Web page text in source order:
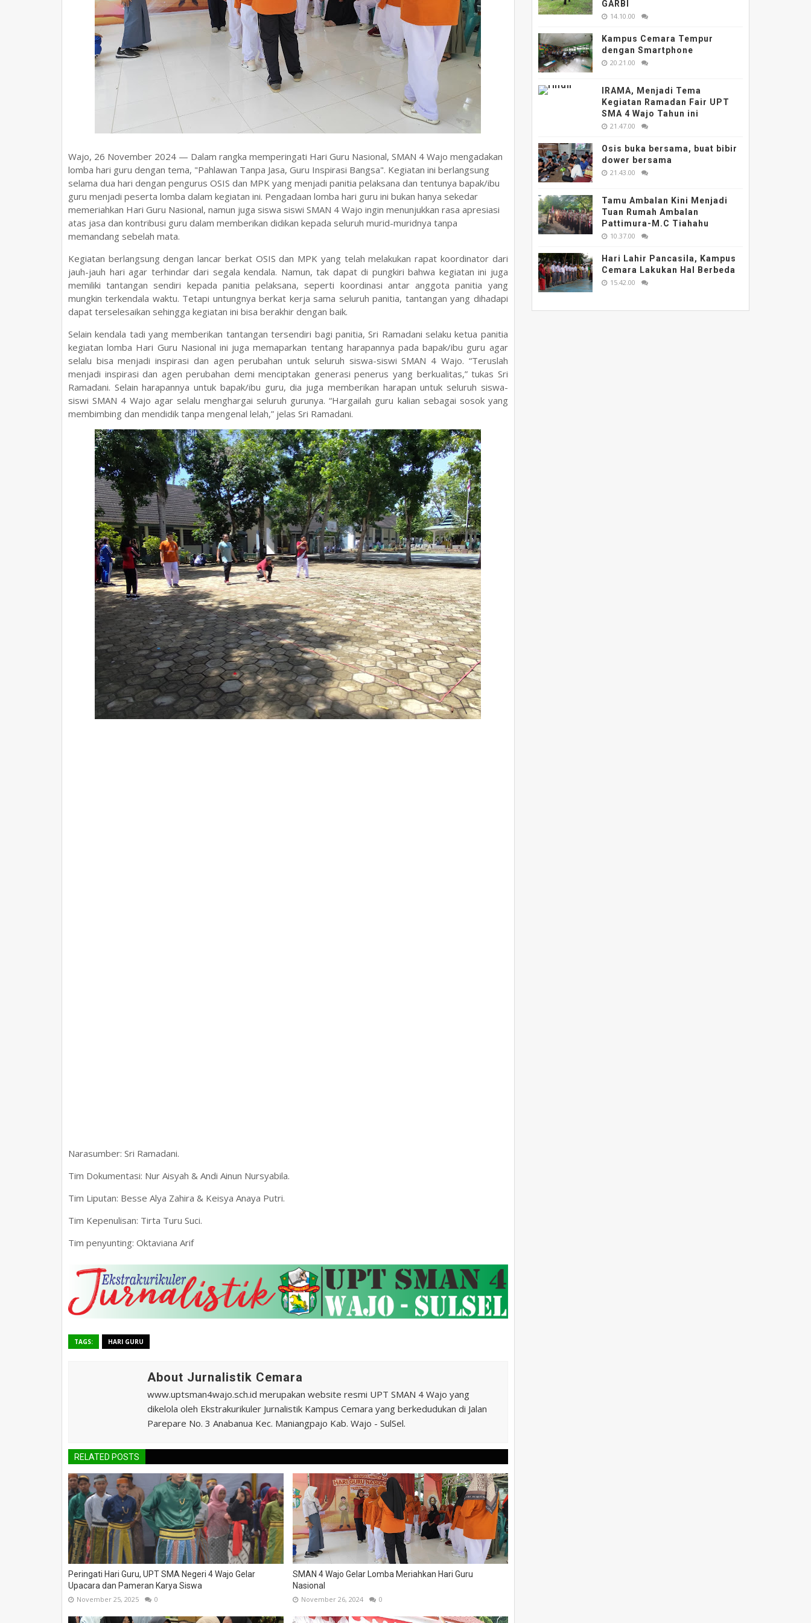
Wajo, 26 November 2024 — Dalam rangka memperingati Hari Guru Nasional, SMAN 4 Wajo mengadakan
lomba hari guru dengan tema, "Pahlawan Tanpa Jasa, Guru Inspirasi Bangsa". Kegiatan ini berlangsung
selama dua hari dengan pengurus OSIS dan MPK yang menjadi panitia pelaksana dan tentunya bapak/ibu
guru menjadi peserta lomba dalam kegiatan ini. Pengadaan lomba hari guru ini bukan hanya sekedar
memeriahkan Hari Guru Nasional, namun juga siswa siswi SMAN 4 Wajo ingin menunjukkan rasa apresiasi
atas jasa dan kontribusi guru dalam memberikan didikan kepada seluruh murid-muridnya tanpa
memandang sebelah mata.
Kegiatan berlangsung dengan lancar berkat OSIS dan MPK yang telah melakukan rapat koordinator dari
jauh-jauh hari agar terhindar dari segala kendala. Namun, tak dapat di pungkiri bahwa kegiatan ini juga
memiliki tantangan sendiri kepada panitia pelaksana, seperti koordinasi antar anggota panitia yang
mungkin terkendala waktu. Tetapi untungnya berkat kerja sama seluruh panitia, tantangan yang dihadapi
dapat terselesaikan sehingga kegiatan ini bisa berakhir dengan baik.
Selain kendala tadi yang memberikan tantangan tersendiri bagi panitia, Sri Ramadani selaku ketua panitia
kegiatan lomba Hari Guru Nasional ini juga memaparkan tentang harapannya pada bapak/ibu guru agar
selalu bisa menjadi inspirasi dan agen perubahan untuk seluruh siswa-siswi SMAN 4 Wajo. “Teruslah
menjadi inspirasi dan agen perubahan demi menciptakan generasi penerus yang berkualitas,” tukas Sri
Ramadani. Selain harapannya untuk bapak/ibu guru, dia juga memberikan harapan untuk seluruh siswa-
siswi SMAN 4 Wajo agar selalu menghargai seluruh gurunya. “Hargailah guru kalian sebagai sosok yang
membimbing dan mendidik tanpa mengenal lelah,” jelas Sri Ramadani.
Narasumber: Sri Ramadani.
Tim Dokumentasi: Nur Aisyah & Andi Ainun Nursyabila.
Tim Liputan: Besse Alya Zahira & Keisya Anaya Putri.
Tim Kepenulisan: Tirta Turu Suci.
Tim penyunting: Oktaviana Arif
TAGS: HARI GURU
About Jurnalistik Cemara
www.uptsman4wajo.sch.id merupakan website resmi UPT SMAN 4 Wajo yang
dikelola oleh Ekstrakurikuler Jurnalistik Kampus Cemara yang berkedudukan di Jalan
Parepare No. 3 Anabanua Kec. Maniangpajo Kab. Wajo - SulSel.
RELATED POSTS
Peringati Hari Guru, UPT SMA Negeri 4 Wajo Gelar
Upacara dan Pameran Karya Siswa
November 25, 2025 0
SMAN 4 Wajo Gelar Lomba Meriahkan Hari Guru
Nasional
November 26, 2024 0
GARBI
14.10.00
Kampus Cemara Tempur
dengan Smartphone
20.21.00
IRAMA, Menjadi Tema
Kegiatan Ramadan Fair UPT
SMA 4 Wajo Tahun ini
21.47.00
Osis buka bersama, buat bibir
dower bersama
21.43.00
Tamu Ambalan Kini Menjadi
Tuan Rumah Ambalan
Pattimura-M.C Tiahahu
10.37.00
Hari Lahir Pancasila, Kampus
Cemara Lakukan Hal Berbeda
15.42.00